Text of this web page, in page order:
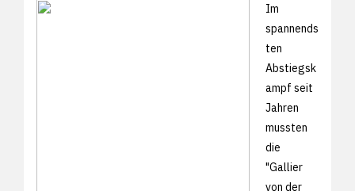
Im
spannends
ten
Abstiegsk
ampf seit
Jahren
mussten
die
"Gallier
von der